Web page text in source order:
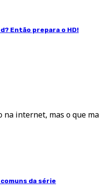
Então prepara o HD!
internet, mas o que
da série